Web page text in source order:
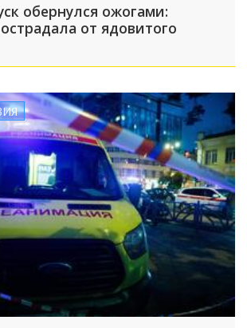
обернулся ожогами:
от ядовитого